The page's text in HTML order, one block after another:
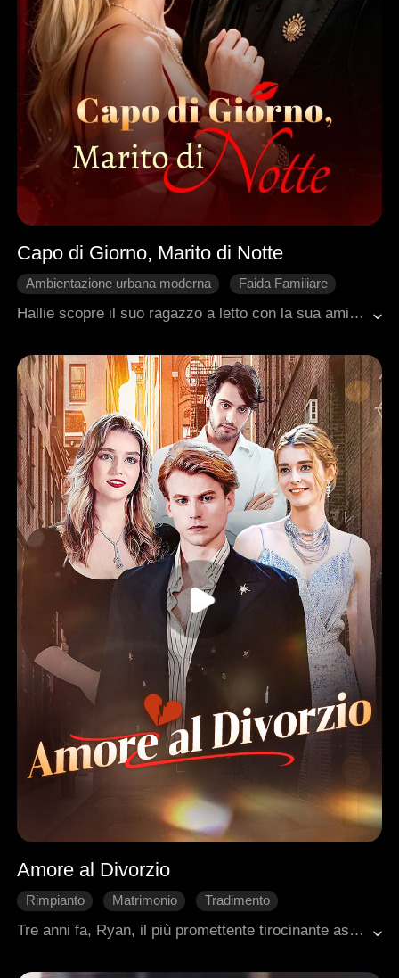
Capo di Giorno, Marito di Notte
Ambientazione urbana moderna
Faida Familiare
Amministratore delegato
Hallie scopre il suo ragazzo a letto con la sua amica. Cuore a pezzi. Ma la stessa notte, tra le braccia del suo capo miliardario Ezra, trova qualcosa che non cercava: protezione. Lui le propone un matrimonio di convenienza. Lei accetta. Da quel giorno, lui la difende da tutti. In ufficio la incastrano? Lui la scagiona. L'ex la minaccia? Lui gli rompe un braccio. Lui la porta a casa sua, la presenta a suo nonno, la riempie di attenzioni. Scoprono che sua madre una volta salvò la vita a lui. Il destino, forse. L'ex scappa di prigione e la aggredisce. Ezra arriva in tempo. Lo distrugge. Qualcuno pensa che lei sia incinta. Non lo è. Ma lui le chiede lo stesso di sposarlo. Lo fanno in segreto. Solo loro due. C'è solo una cosa che Hallie non ha ancora detto: lei è Chaos. La designer che Ezra sta cercando da mesi. Ed è seduta accanto a lui. Ogni giorno. Ogni notte. E lui? La ama. Senza sapere chi è. E forse, proprio per questo, la amerà per sempre.
Amore al Divorzio
Rimpianto Matrimonio
Tradimento
Ambientazione urbana moderna
Tre anni fa, Ryan, il più promettente tirocinante astronauta d'America, rinunciò a una promozione storica per vivere nell'anonimato come marito devoto di Vanessa. A sua insaputa, Vanessa, accecata dal materialismo, segretamente sognava il suo ricco amico d'infanzia, Jackson. Con il cuore spezzato, Ryan riacquisì la sua identità per unirsi a una pericolosa missione spaziale nazionale. Sapendo di poter non fare ritorno, donò anonimamente un rene per salvare Vanessa. Solo dopo la sua scomparsa, lei realizzò la sua perdita. Il loro ultimo incontro fu a una cerimonia di premiazione trasmessa in diretta nazionale... dove Ryan, onorato, era in piedi con una donna elegante e bellissima al suo fianco…